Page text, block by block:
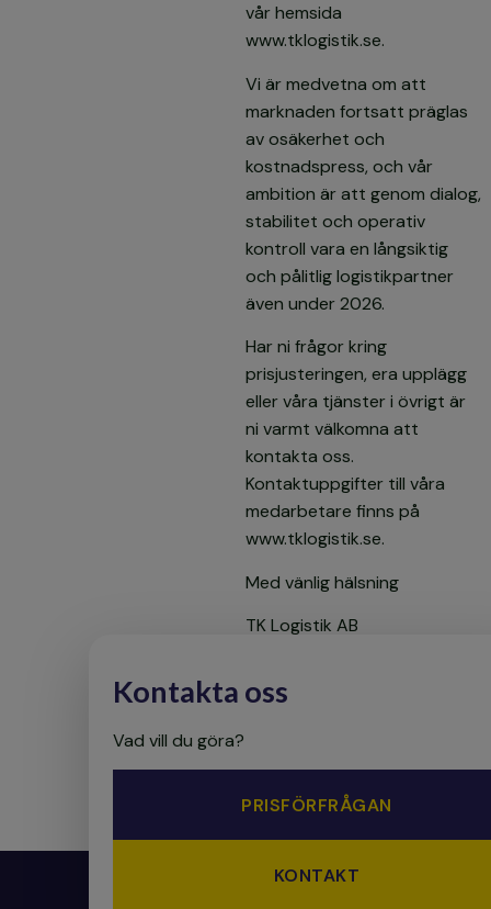
vår hemsida
www.tklogistik.se.
Vi är medvetna om att
marknaden fortsatt präglas
av osäkerhet och
kostnadspress, och vår
ambition är att genom dialog,
stabilitet och operativ
kontroll vara en långsiktig
och pålitlig logistikpartner
även under 2026.
Har ni frågor kring
prisjusteringen, era upplägg
eller våra tjänster i övrigt är
ni varmt välkomna att
kontakta oss.
Kontaktuppgifter till våra
medarbetare finns på
www.tklogistik.se.
Med vänlig hälsning
TK Logistik AB
Sälj & Marknadschef
Kontakta oss
Vad vill du göra?
PRISFÖRFRÅGAN
KONTAKT